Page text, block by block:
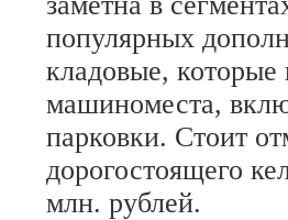
популярных
кладовые,
машиноместа,
парковки. Стоит
дорогостоящего
млн. рублей.